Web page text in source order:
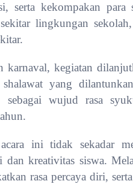
serta kekompakan para
lingkungan
karnaval, kegiatan
yang dilantunkan
wujud rasa
ini tidak sekadar
dan kreativitas siswa.
rasa percaya diri,